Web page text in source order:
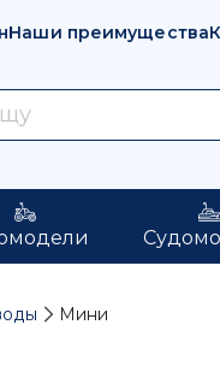
Наши преимущества
Мини